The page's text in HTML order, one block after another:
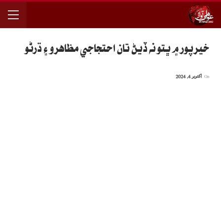
خيرپور ۾ ڀتو نه ڏيڻ تان احتجاجي مظاهرو ۽ ڌرڻو
اکتوبر 4, 2024